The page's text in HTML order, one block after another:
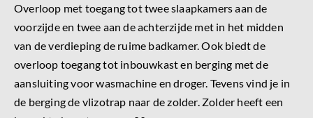
Overloop met toegang tot twee slaapkamers aan de
voorzijde en twee aan de achterzijde met in het midden
van de verdieping de ruime badkamer. Ook biedt de
overloop toegang tot inbouwkast en berging met de
aansluiting voor wasmachine en droger. Tevens vind je in
de berging de vlizotrap naar de zolder. Zolder heeft een